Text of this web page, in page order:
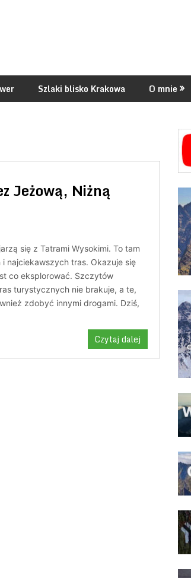
Szlaki blisko Krakowa O mnie
Jeżową, Niżną
się z Tatrami Wysokimi. To tam
najciekawszych tras. Okazuje się
co eksplorować. Szczytów
turystycznych nie brakuje, a te,
zdobyć innymi drogami. Dziś,
Czytaj dalej